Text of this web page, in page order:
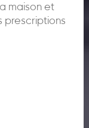
maison et
prescriptions